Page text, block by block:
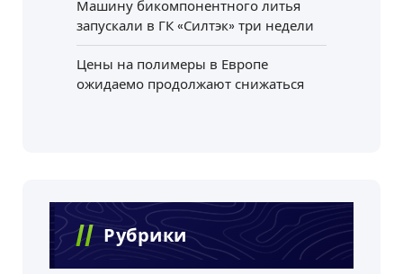
Машину бикомпонентного литья
запускали в ГК «Силтэк» три недели
Цены на полимеры в Европе
ожидаемо продолжают снижаться
Рубрики